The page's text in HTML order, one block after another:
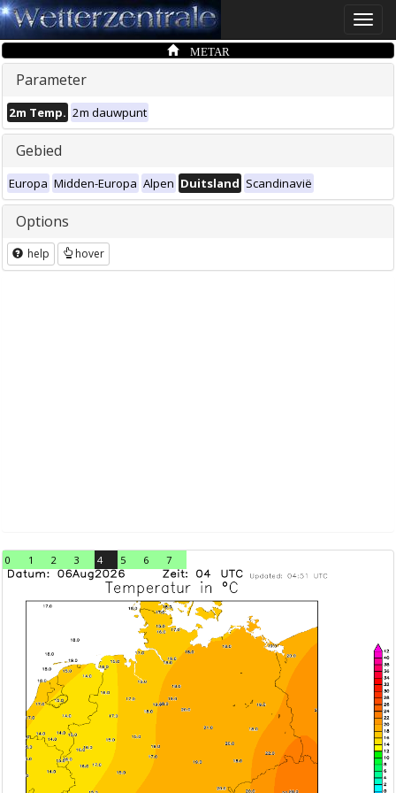
Toggle
METAR
Parameter
2m Temp. 2m dauwpunt
Gebied
Europa Midden-Europa Alpen Duitsland Scandinavië
Options
help hover
0 1 2 3 4 5 6 7